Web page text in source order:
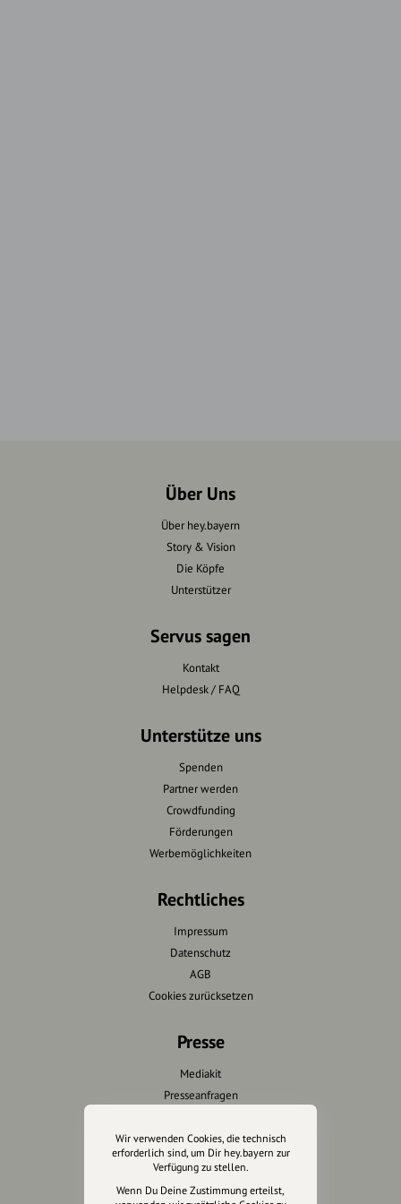
Über Uns
Über hey.bayern
Story & Vision
Die Köpfe
Unterstützer
Servus sagen
Kontakt
Helpdesk / FAQ
Unterstütze uns
Spenden
Partner werden
Crowdfunding
Förderungen
Werbemöglichkeiten
Rechtliches
Impressum
Datenschutz
AGB
Cookies zurücksetzen
Presse
Mediakit
Presseanfragen
Wir unterstützen Euch
Fotografie & mehr
Wir verwenden Cookies, die technisch
erforderlich sind, um Dir hey.bayern zur
Verfügung zu stellen.
Wenn Du Deine Zustimmung erteilst,